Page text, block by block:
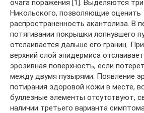
очага поражения [1]. Выделяются
Никольского, позволяющие оценить
распространенность акантолиза. В
потягивании покрышки лопнувшего
отслаивается дальше его границ.
верхний слой эпидермиса
эрозивная поверхность, если
между двумя пузырями. Появление
потирания здоровой кожи в месте,
буллезные элементы отсутствуют,
наличии третьего варианта